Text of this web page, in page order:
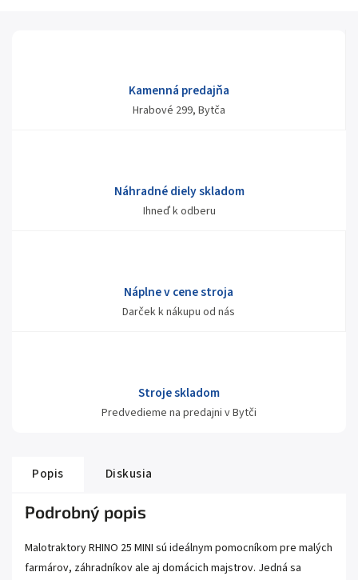
Kamenná predajňa
Hrabové 299, Bytča
Náhradné diely skladom
Ihneď k odberu
Náplne v cene stroja
Darček k nákupu od nás
Stroje skladom
Predvedieme na predajni v Bytči
Popis Diskusia
Podrobný popis
Malotraktory RHINO 25 MINI sú ideálnym pomocníkom pre malých
farmárov, záhradníkov ale aj domácich majstrov. Jedná sa